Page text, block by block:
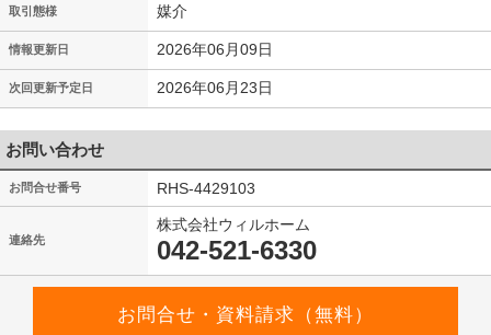
取引態様 媒介
情報更新日 2026年06月09日
次回更新予定日 2026年06月23日
お問い合わせ
お問合せ番号 RHS-4429103
連絡先
株式会社ウィルホーム
042-521-6330